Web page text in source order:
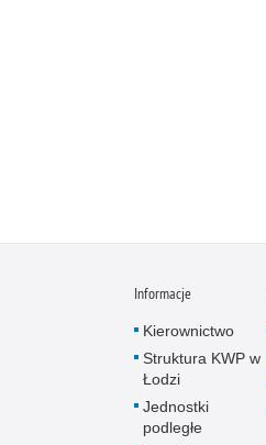
Informacje
Kierownictwo
Struktura KWP w
Łodzi
Jednostki
podległe